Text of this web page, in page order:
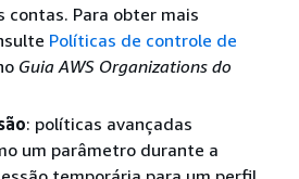
contas. Para obter mais
Políticas de controle de
Guia AWS Organizations do
: políticas avançadas
um parâmetro durante a